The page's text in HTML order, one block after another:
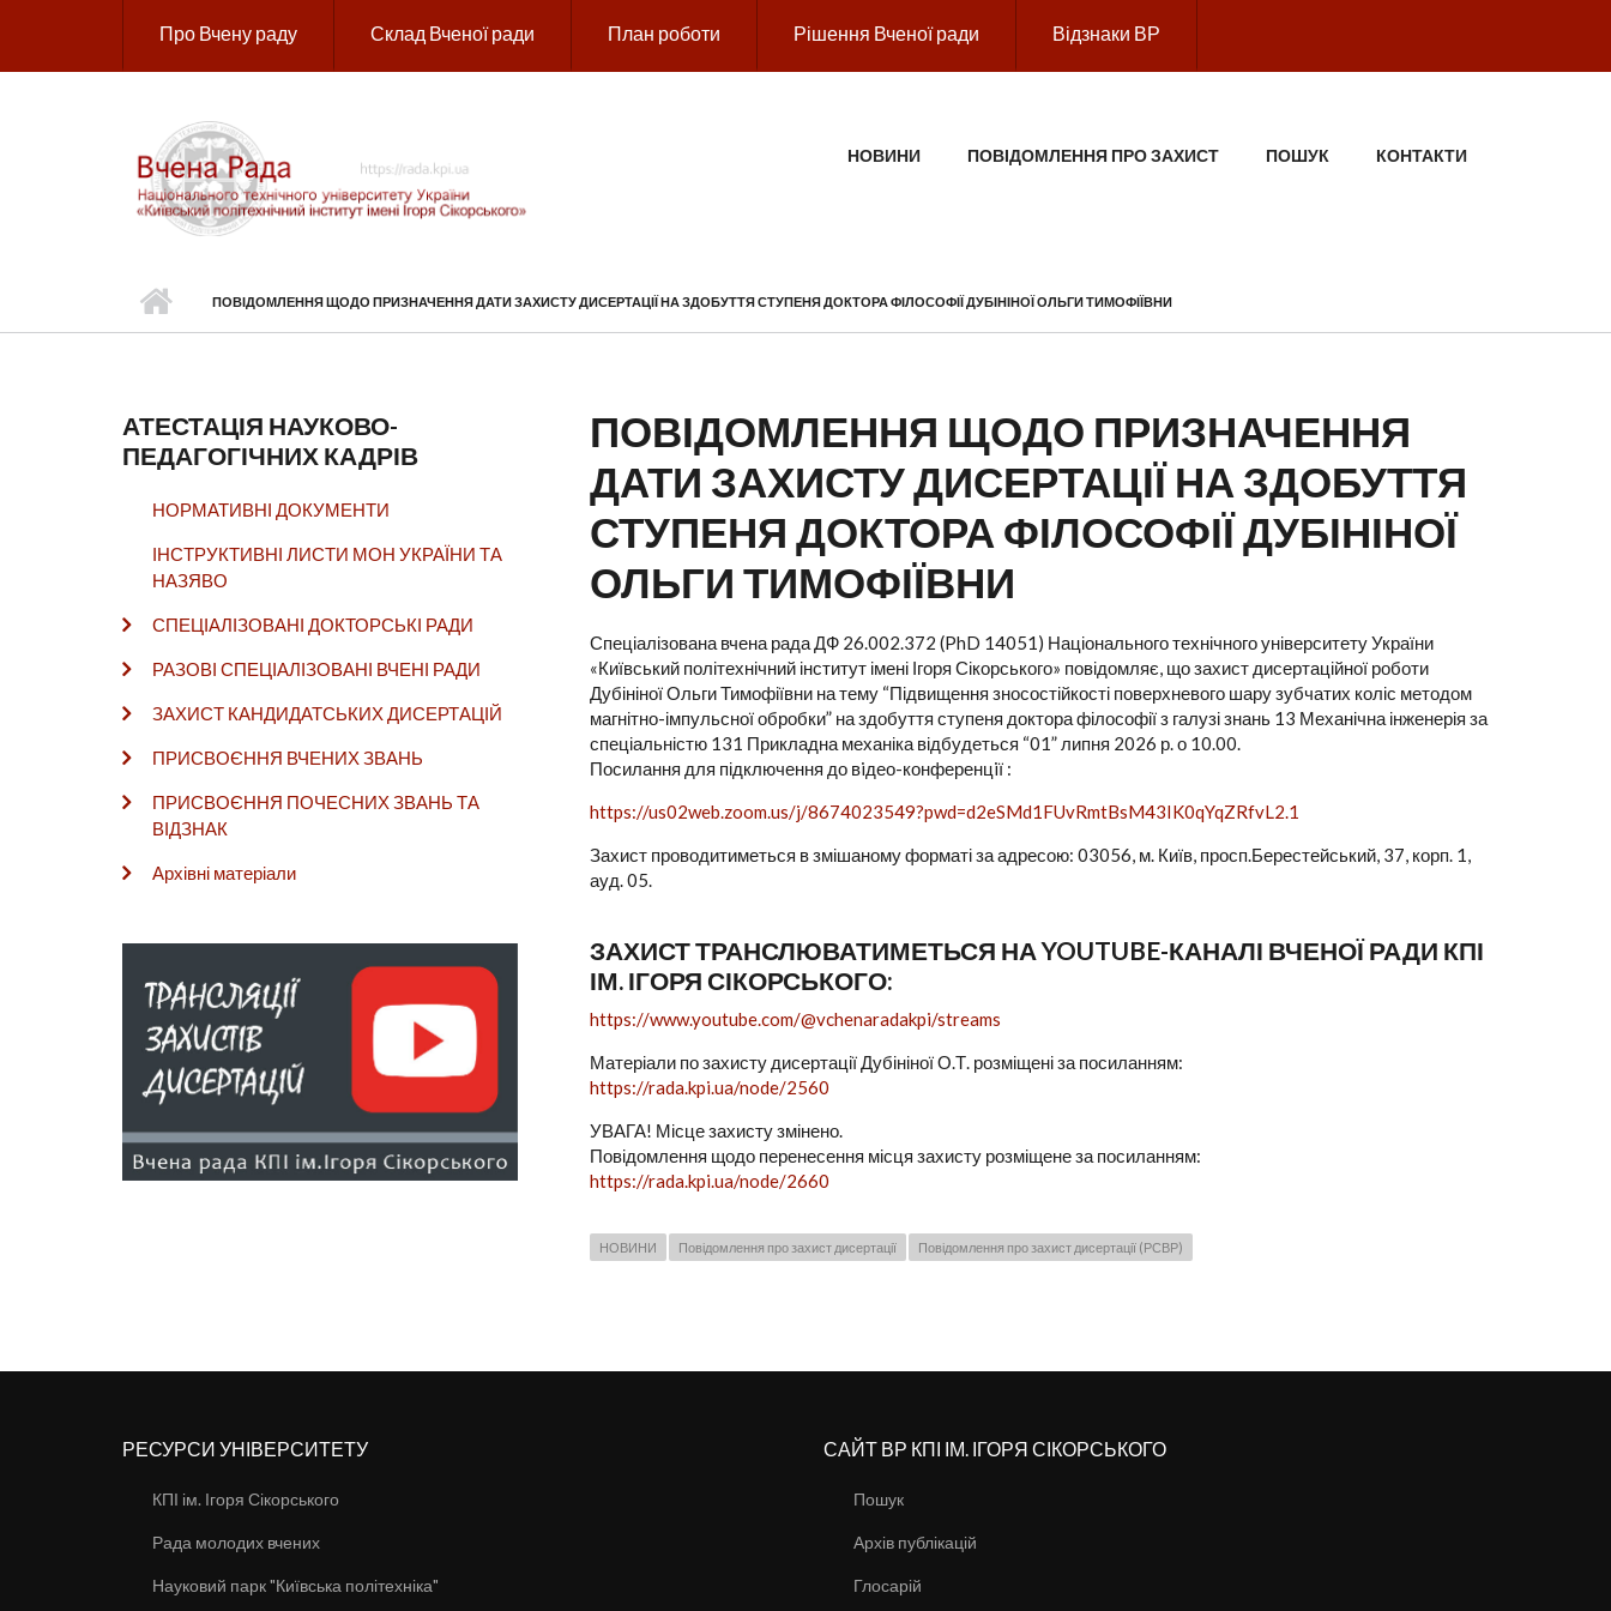
Про Вчену раду Склад Вченої ради План роботи Рішення Вченої ради Відзнаки ВР
ГОЛОВНЕ МЕНЮНОВИНИ ПОВІДОМЛЕННЯ ПРО ЗАХИСТ ПОШУК КОНТАКТИ
ПОВІДОМЛЕННЯ ЩОДО ПРИЗНАЧЕННЯ ДАТИ ЗАХИСТУ ДИСЕРТАЦІЇ НА ЗДОБУТТЯ СТУПЕНЯ ДОКТОРА ФІЛОСОФІЇ ДУБІНІНОЇ ОЛЬГИ ТИМОФІЇВНИ
АТЕСТАЦІЯ НАУКОВО-
ПЕДАГОГІЧНИХ КАДРІВ
НОРМАТИВНІ ДОКУМЕНТИ
ІНСТРУКТИВНІ ЛИСТИ МОН УКРАЇНИ ТА
НАЗЯВО
СПЕЦІАЛІЗОВАНІ ДОКТОРСЬКІ РАДИ
РАЗОВІ СПЕЦІАЛІЗОВАНІ ВЧЕНІ РАДИ
ЗАХИСТ КАНДИДАТСЬКИХ ДИСЕРТАЦІЙ
ПРИСВОЄННЯ ВЧЕНИХ ЗВАНЬ
ПРИСВОЄННЯ ПОЧЕСНИХ ЗВАНЬ ТА
ВІДЗНАК
Архівні матеріали
ПОВІДОМЛЕННЯ ЩОДО ПРИЗНАЧЕННЯ
ДАТИ ЗАХИСТУ ДИСЕРТАЦІЇ НА ЗДОБУТТЯ
СТУПЕНЯ ДОКТОРА ФІЛОСОФІЇ ДУБІНІНОЇ
ОЛЬГИ ТИМОФІЇВНИ
Спеціалізована вчена рада ДФ 26.002.372 (PhD 14051) Національного технічного університету України
«Київський політехнічний інститут імені Ігоря Сікорського» повідомляє, що захист дисертаційної роботи
Дубініної Ольги Тимофіївни на тему “Підвищення зносостійкості поверхневого шару зубчатих коліс методом
магнітно-імпульсної обробки” на здобуття ступеня доктора філософії з галузі знань 13 Механічна інженерія за
спеціальністю 131 Прикладна механіка відбудеться “01” липня 2026 р. о 10.00.
Посилання для підключення до вiдео-конференцiї :
https://us02web.zoom.us/j/8674023549?pwd=d2eSMd1FUvRmtBsM43IK0qYqZRfvL2.1
Захист проводитиметься в змішаному форматі за адресою: 03056, м. Київ, просп.Берестейський, 37, корп. 1,
ауд. 05.
ЗАХИСТ ТРАНСЛЮВАТИМЕТЬСЯ НА YOUTUBE-КАНАЛІ ВЧЕНОЇ РАДИ КПІ
ІМ. ІГОРЯ СІКОРСЬКОГО:
https://www.youtube.com/@vchenaradakpi/streams
Матеріали по захисту дисертації Дубініної О.Т. розміщені за посиланням:
https://rada.kpi.ua/node/2560
УВАГА! Місце захисту змінено.
Повідомлення щодо перенесення місця захисту розміщене за посиланням:
https://rada.kpi.ua/node/2660
НОВИНИ Повідомлення про захист дисертації Повідомлення про захист дисертації (РСВР)
РЕСУРСИ УНІВЕРСИТЕТУ
КПІ ім. Ігоря Сікорського
Рада молодих вчених
Науковий парк "Київська політехніка"
САЙТ ВР КПІ ІМ. ІГОРЯ СІКОРСЬКОГО
Пошук
Архів публікацій
Глосарій